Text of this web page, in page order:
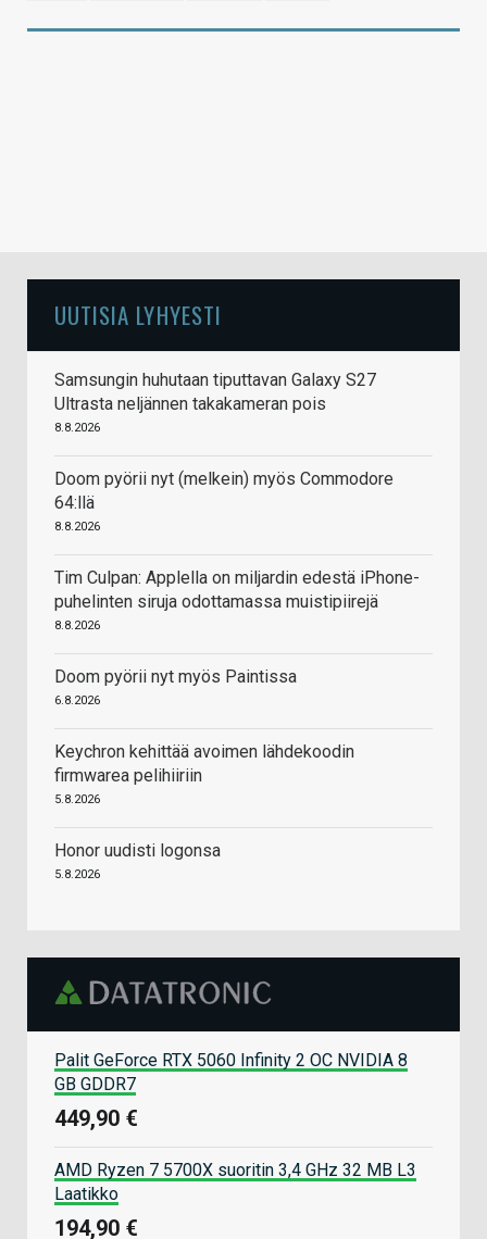
UUTISIA LYHYESTI
Samsungin huhutaan tiputtavan Galaxy S27
Ultrasta neljännen takakameran pois
8.8.2026
Doom pyörii nyt (melkein) myös Commodore
64:llä
8.8.2026
Tim Culpan: Applella on miljardin edestä iPhone-
puhelinten siruja odottamassa muistipiirejä
8.8.2026
Doom pyörii nyt myös Paintissa
6.8.2026
Keychron kehittää avoimen lähdekoodin
firmwarea pelihiiriin
5.8.2026
Honor uudisti logonsa
5.8.2026
Palit GeForce RTX 5060 Infinity 2 OC NVIDIA 8
GB GDDR7
449,90 €
AMD Ryzen 7 5700X suoritin 3,4 GHz 32 MB L3
Laatikko
194,90 €